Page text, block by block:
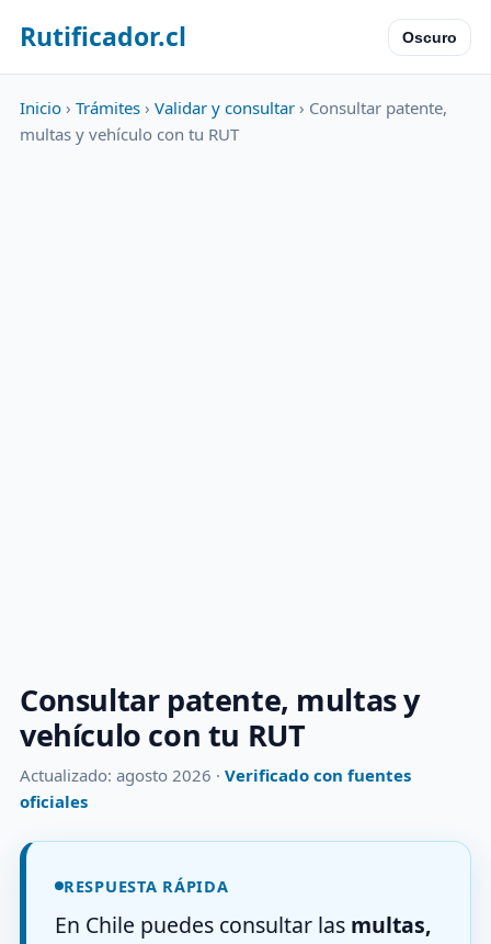
Rutificador.cl Oscuro
Inicio › Trámites › Validar y consultar › Consultar patente,
multas y vehículo con tu RUT
Consultar patente, multas y
vehículo con tu RUT
Actualizado: agosto 2026 · Verificado con fuentes
oficiales
RESPUESTA RÁPIDA
En Chile puedes consultar las multas,